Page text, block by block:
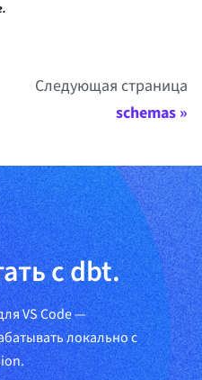
Следующая страница
schemas
с dbt.
VS Code —
локально с